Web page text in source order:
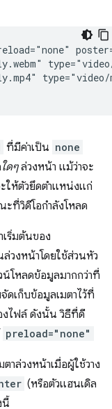
ที่มีค่าเป็น none
ใดๆล่วงหน้า แม้ว่าจะ
ให้ตัวยึดตำแหน่งแก่
ที่วิดีโอกำลังโหลด
เริ่มต้นของ
วงหน้าโดยใช้ส่วนหัว
น์โหลดข้อมูลมากกว่าที่
จัดเก็บข้อมูลเมตาไว้ที่
งไฟล์ ดังนั้น วิธีที่ดี
preload="none"
าล่วงหน้าเมื่อผู้ใช้วาง
(หรือตัวแฮนเดิล
นี้